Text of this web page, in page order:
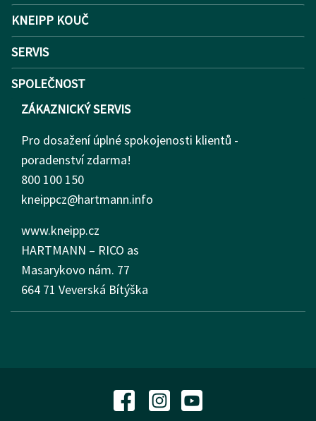
KNEIPP KOUČ
SERVIS
SPOLEČNOST
ZÁKAZNICKÝ SERVIS
Pro dosažení úplné spokojenosti klientů -
poradenství zdarma!
800 100 150
kneippcz@hartmann.info
www.kneipp.cz
HARTMANN – RICO as
Masarykovo nám. 77
664 71 Veverská Bítýška